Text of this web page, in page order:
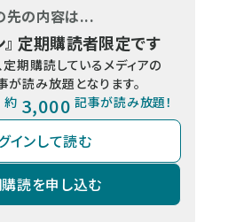
先の内容は...
』 定期購読者限定です
定期購読しているメディアの
が読み放題となります。
約 3,000 記事が読み放題！
インして読む
読を申し込む